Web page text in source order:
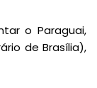
o Paraguai,
de Brasília),